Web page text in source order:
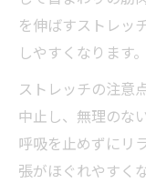
を伸ばすストレッ
しやすくなります。
ストレッチの注意
中止し、無理のな
呼吸を止めずにリ
張がほぐれやすく